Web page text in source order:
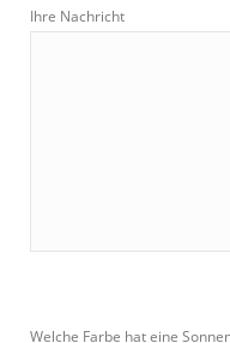
Ihre Nachricht
Welche Farbe hat eine